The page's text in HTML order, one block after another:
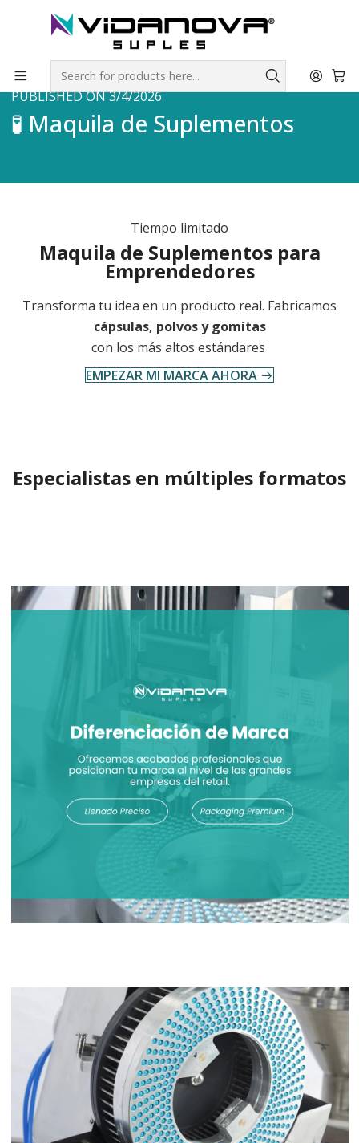
🧪 Maquila de Suplementos
PUBLISHED ON 3/4/2026
🧪 Maquila de Suplementos
Tiempo limitado
Maquila de Suplementos para
Emprendedores
Transforma tu idea en un producto real. Fabricamos
cápsulas, polvos y gomitas
con los más altos estándares
EMPEZAR MI MARCA AHORA
Especialistas en múltiples formatos